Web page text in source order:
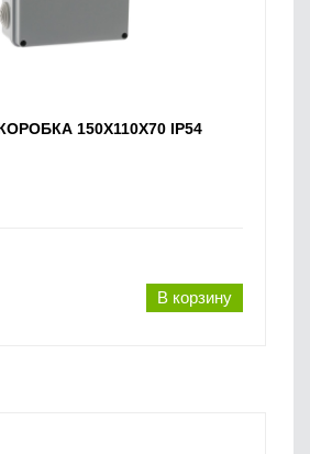
150Х110Х70 IP54
В корзину